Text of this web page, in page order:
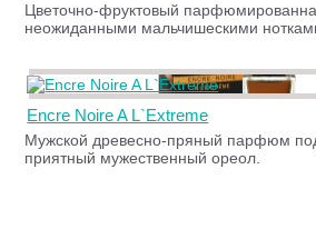
Цветочно-фруктовый
неожиданными мальчишескими
Encre Noire A L`Extreme
Мужской древесно-пряный парфюм
приятный мужественный ореол.